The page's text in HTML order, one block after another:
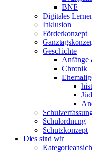
BNE
Digitales
Inklusion
Förderkonzept
Geschichte
Anfänge
Chronik
Schulordnung
Schutzkonzept
Dies sind wir